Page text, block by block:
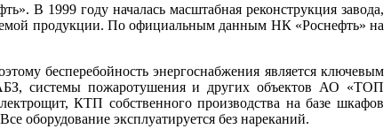
В 1999 году началась масштабная реконструкция завода,
продукции. По официальным данным НК «Роснефть» на
бесперебойность энергоснабжения является ключевым
системы пожаротушения и других объектов АО «ТОП
КТП собственного производства на базе шкафов
оборудование эксплуатируется без нареканий.